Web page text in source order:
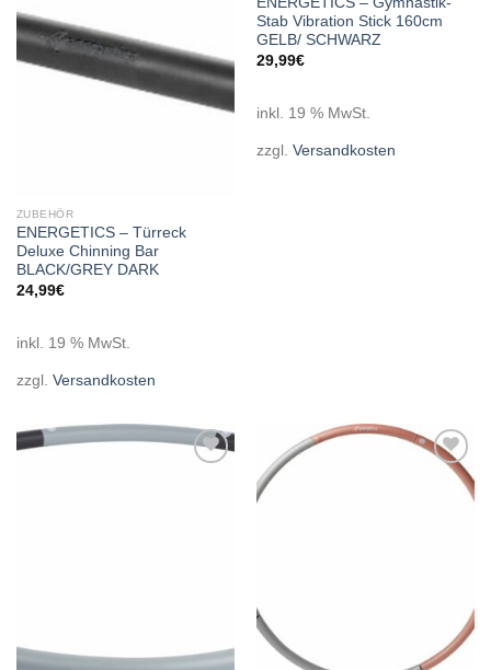
ZUBEHÖR
ENERGETICS – Türreck
Deluxe Chinning Bar
BLACK/GREY DARK
24,99€
inkl. 19 % MwSt.
zzgl. Versandkosten
wishlist
Stab Vibration Stick 160cm
GELB/ SCHWARZ
29,99€
inkl. 19 % MwSt.
zzgl. Versandkosten
Add to